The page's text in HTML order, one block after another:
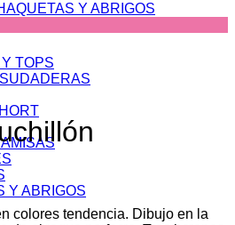
TOPS
Y ABRIGOS
Y ABRIGOS
colores tendencia. Dibujo en la